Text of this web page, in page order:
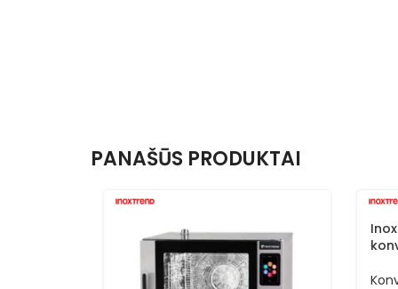
PANAŠŪS PRODUKTAI